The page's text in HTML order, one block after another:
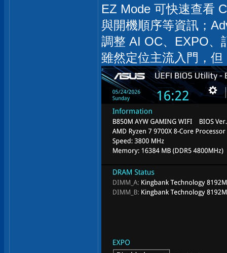
EZ Mode 可快速查看
與開機順序等資訊；
調整 AI OC、EXPO、
雖然定位主流入門，